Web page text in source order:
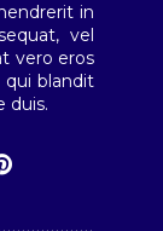
in
vel
vero eros
blandit
duis.